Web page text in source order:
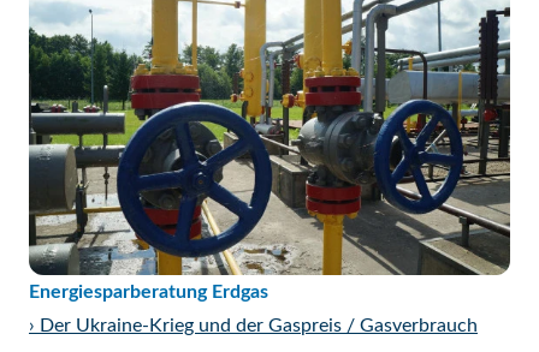
Energiesparberatung Erdgas
› Der Ukraine-Krieg und der Gaspreis / Gasverbrauch